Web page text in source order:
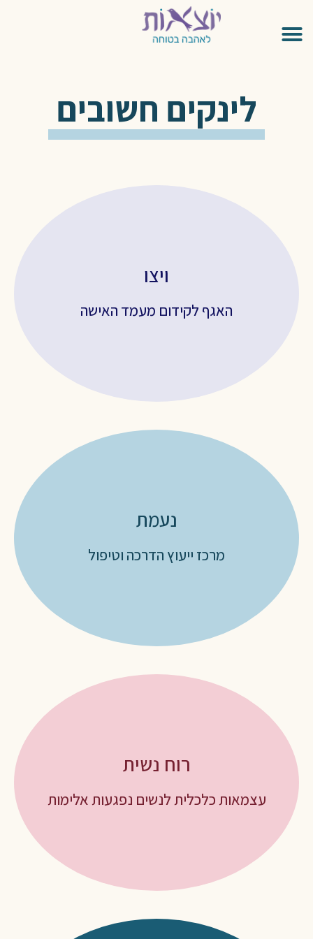
לינקים חשובים
ויצו
האגף לקידום מעמד האישה
03-6923791
wizo.org.il
נעמת
מרכז ייעוץ הדרכה וטיפול
9201*
naamat.org.il
רוח נשית
עצמאות כלכלית לנשים נפגעות אלימות
072-2507770
ruach-nashit.org.il